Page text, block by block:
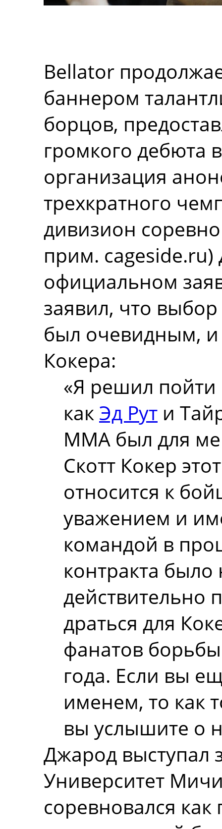
Bellator
баннером
борцов,
громкого
организация
трехкратного
дивизион
прим.
официальном
заявил, что
был очевидным, и
Кокера:
«Я решил пойти
как Эд Рут и
MMA был для
Скотт Кокер
относится к
уважением и
командой в
контракта
действительно
драться для
фанатов
года. Если вы
именем, то как
вы услышите о
Джарод выступал
Университет
соревновался